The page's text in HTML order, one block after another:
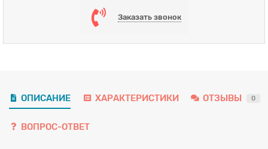
Заказать звонок
ОПИСАНИЕ ХАРАКТЕРИСТИКИ ОТЗЫВЫ 0
ВОПРОС-ОТВЕТ